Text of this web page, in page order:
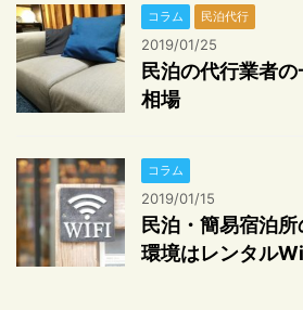
コラム 民泊代行
2019/01/25
民泊の代行業者
相場
コラム
2019/01/15
民泊・簡易宿泊
環境はレンタル